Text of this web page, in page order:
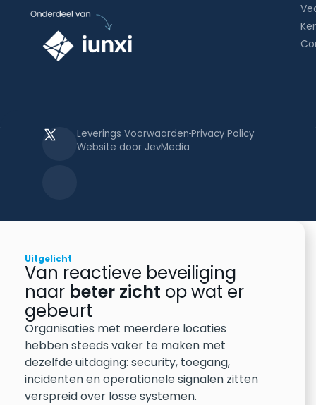
Leverings VoorwaardenPrivacy Policy
Website door JevMedia
Uitgelicht
Van reactieve beveiliging
naar beter zicht op wat er
gebeurt
Organisaties met meerdere locaties
hebben steeds vaker te maken met
dezelfde uitdaging: security, toegang,
incidenten en operationele signalen zitten
verspreid over losse systemen.